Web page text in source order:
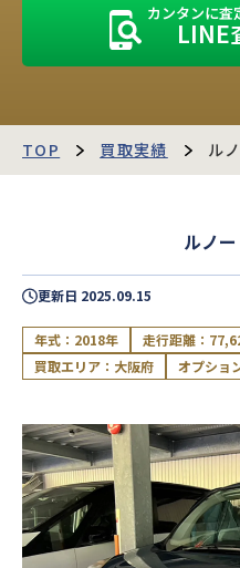
お客様の声
運営会社
カンタンに査
LINE
TOP 買取実績 ル
ルノ
更新日 2025.09.15
年式：2018年 走行距離：
買取エリア：大阪府
オプショ